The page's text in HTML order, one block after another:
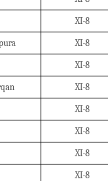
XI-8
XI-8
XI-8
XI-8
XI-8
XI-8
XI-8
XI-8